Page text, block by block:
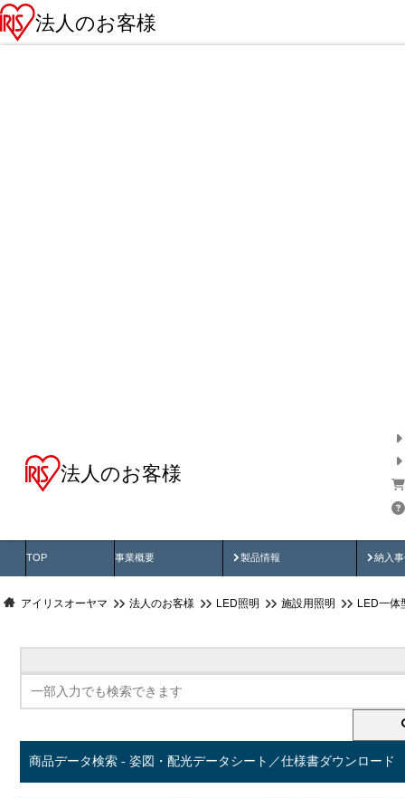
法人のお客様
法人のお客様
TOP 事業概要 製品情報
製品動画 納入
納
アイリスオーヤマ 法人のお客様 LED照明 施設用照明 LED一体
商品データ検索 - 姿図・配光データシート／仕様書ダウンロード